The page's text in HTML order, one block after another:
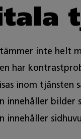
inte helt
har
inom
innehåller bilder
innehåller